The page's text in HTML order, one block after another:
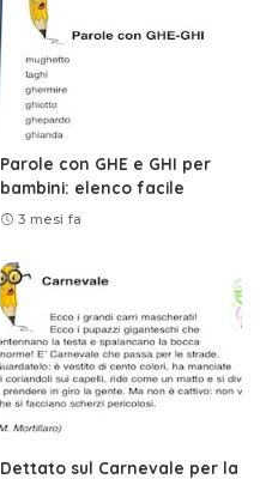
Parole con GHE e GHI per
bambini: elenco facile
3 mesi fa
Dettato sul Carnevale per la